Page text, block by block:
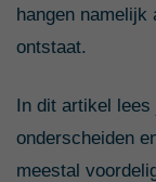
hangen namelijk
ontstaat.
In dit artikel
onderscheiden
meestal